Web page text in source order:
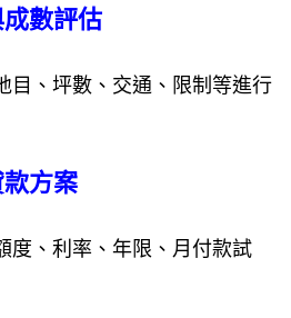
數評估
目、坪數、交通、限制等進行
方案
度、利率、年限、月付款試